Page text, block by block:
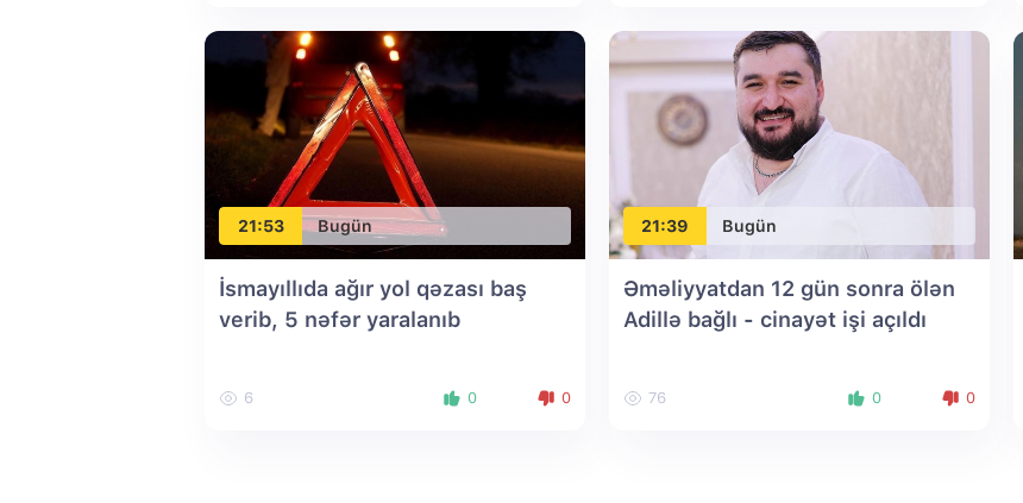
21:53 Bugün
İsmayıllıda ağır yol qəzası baş
verib, 5 nəfər yaralanıb
6 0 0
21:39 Bugün
Əməliyyatdan 12 gün sonra ölən
Adillə bağlı - cinayət işi açıldı
76 0 0